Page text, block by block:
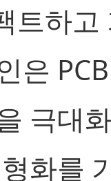
트하고
은
극대
화를